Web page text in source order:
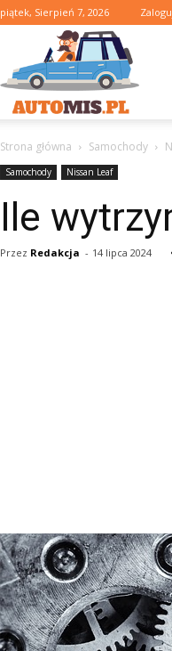
piątek, Sierpień 7, 2026
Strona główna Samochody
Samochody Nissan Leaf
Ile
Przez Redakcja - 14 lipca 2024